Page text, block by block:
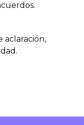
aclaración,